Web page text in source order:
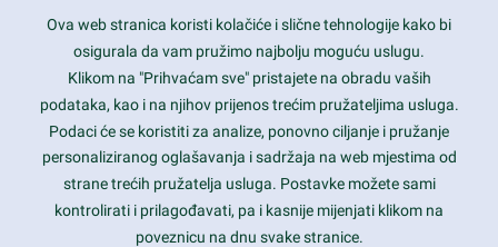
Latest trends and much more...
Contact Info
1600 Amphitheatre Parkway, Mountain View, CA 94043
Ova web stranica koristi kolačiće i slične tehnologije kako bi
osigurala da vam pružimo najbolju moguću uslugu.
Klikom na "Prihvaćam sve" pristajete na obradu vaših
podataka, kao i na njihov prijenos trećim pružateljima usluga.
Podaci će se koristiti za analize, ponovno ciljanje i pružanje
personaliziranog oglašavanja i sadržaja na web mjestima od
strane trećih pružatelja usluga. Postavke možete sami
kontrolirati i prilagođavati, pa i kasnije mijenjati klikom na
poveznicu na dnu svake stranice.